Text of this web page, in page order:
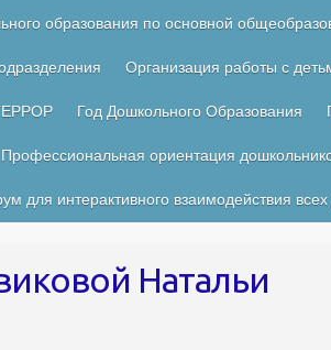
образования по основной
Организация работы с
Год Дошкольного Образования
Профессиональная ориентация
для интерактивного взаимодействия
Натальи